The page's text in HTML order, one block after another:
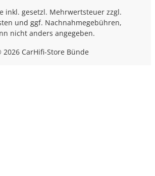
inkl. gesetzl. Mehrwertsteuer zzgl.
und ggf. Nachnahmegebühren,
nicht anders angegeben.
2026 CarHifi-Store Bünde